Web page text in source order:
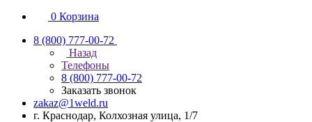
0 Корзина
8 (800) 777-00-72
Назад
Телефоны
8 (800) 777-00-72
Заказать звонок
zakaz@1weld.ru
г. Краснодар, Колхозная улица, 1/7